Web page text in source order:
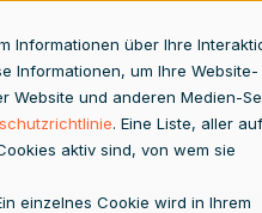
Informationen über Ihre
Informationen, um Ihre Website-
Website und anderen Medien-
. Eine Liste, aller
aktiv sind, von wem sie
einzelnes Cookie wird in Ihrem
ESG SAP